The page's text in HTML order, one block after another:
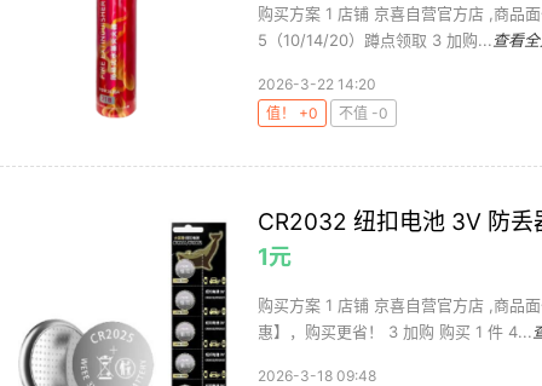
购买方案 1 店铺 京喜自营官方店 ,商品
5（10/14/20）蹲点领取 3 加购... 查看
2026-3-22 14:20
值！ +0
不值 -0
CR2032 纽扣电池 3V 防丢
1元
购买方案 1 店铺 京喜自营官方店 ,商品
惠】，购买更省！ 3 加购 购买 1 件 4...
2026-3-18 09:48